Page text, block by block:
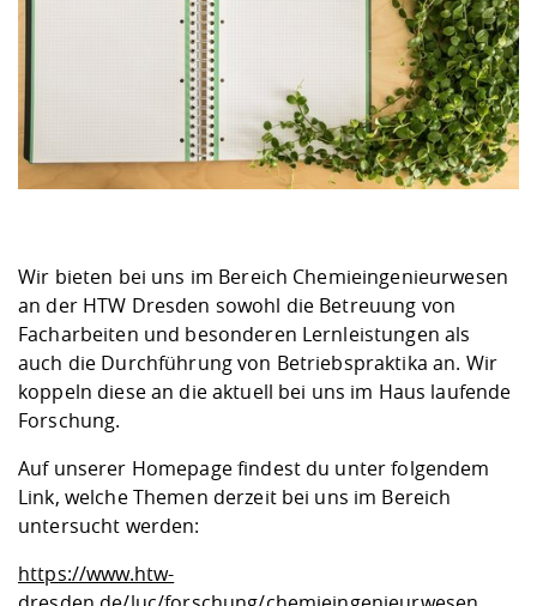
Wir bieten bei uns im Bereich Chemieingenieurwesen
an der HTW Dresden sowohl die Betreuung von
Facharbeiten und besonderen Lernleistungen als
auch die Durchführung von Betriebspraktika an. Wir
koppeln diese an die aktuell bei uns im Haus laufende
Forschung.
Auf unserer Homepage findest du unter folgendem
Link, welche Themen derzeit bei uns im Bereich
untersucht werden:
https://www.htw-